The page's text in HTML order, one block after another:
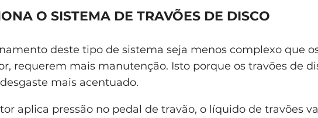
O SISTEMA DE TRAVÕES DE DISCO
deste tipo de sistema seja menos complexo que
requerem mais manutenção. Isto porque os travões de
mais acentuado.
aplica pressão no pedal de travão, o líquido de travões